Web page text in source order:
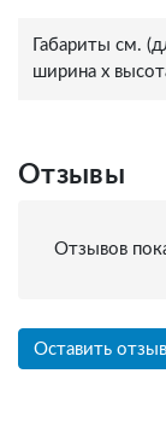
Габариты см.
ширина x
Отзывы
Отзывов
Оставить отзыв